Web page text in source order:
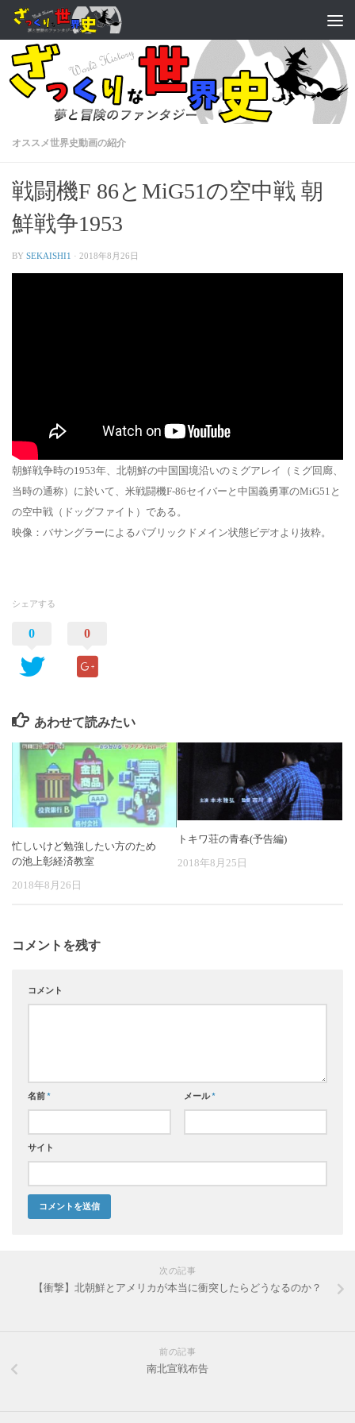
オススメ世界史動画の紹介
戦闘機F 86とMiG51の空中戦 朝
鮮戦争1953
BY SEKAISHI1 · 2018年8月26日
朝鮮戦争時の1953年、北朝鮮の中国国境沿いのミグアレイ（ミグ回廊、
当時の通称）に於いて、米戦闘機F-86セイバーと中国義勇軍のMiG51と
の空中戦（ドッグファイト）である。
映像：バサングラーによるパブリックドメイン状態ビデオより抜粋。
シェアする
0 0
あわせて読みたい
忙しいけど勉強したい方のため
の池上彰経済教室
2018年8月26日
トキワ荘の青春(予告編)
2018年8月25日
コメントを残す
コメント
名前* メール*
サイト
次の記事
【衝撃】北朝鮮とアメリカが本当に衝突したらどうなるのか？
前の記事
南北宣戦布告